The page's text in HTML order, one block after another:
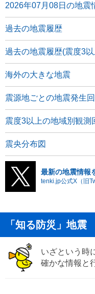
2026年07月08日の地震
過去の地震履歴
過去の地震履歴(震度3
海外の大きな地震
震源地ごとの地震発生
震度3以上の地域別観測
震央分布図
最新の地震情報
tenki.jp公式X（旧
「知る防災」地震
いざという時
確かな情報と